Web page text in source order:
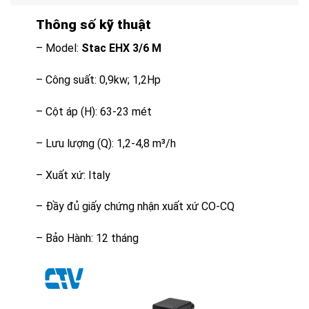
Thông số kỹ thuật
– Model: Stac EHX 3/6 M
– Công suất: 0,9kw; 1,2Hp
– Cột áp (H): 63-23 mét
– Lưu lượng (Q): 1,2-4,8 m³/h
– Xuất xứ: Italy
– Đầy đủ giấy chứng nhận xuất xứ CO-CQ
– Bảo Hành: 12 tháng